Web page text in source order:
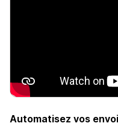
Automatisez vos